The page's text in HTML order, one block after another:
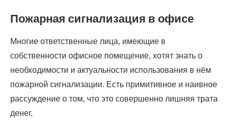
Пожарная сигнализация в офисе
Многие ответственные лица, имеющие в
собственности офисное помещение, хотят знать о
необходимости и актуальности использования в нём
пожарной сигнализации. Есть примитивное и наивное
рассуждение о том, что это совершенно лишняя трата
денег.